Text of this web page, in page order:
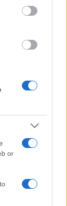
or
climas cálidos